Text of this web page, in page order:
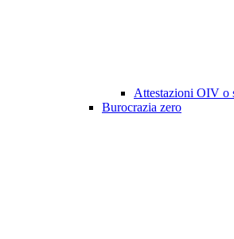
Attestazioni OIV o
Burocrazia zero